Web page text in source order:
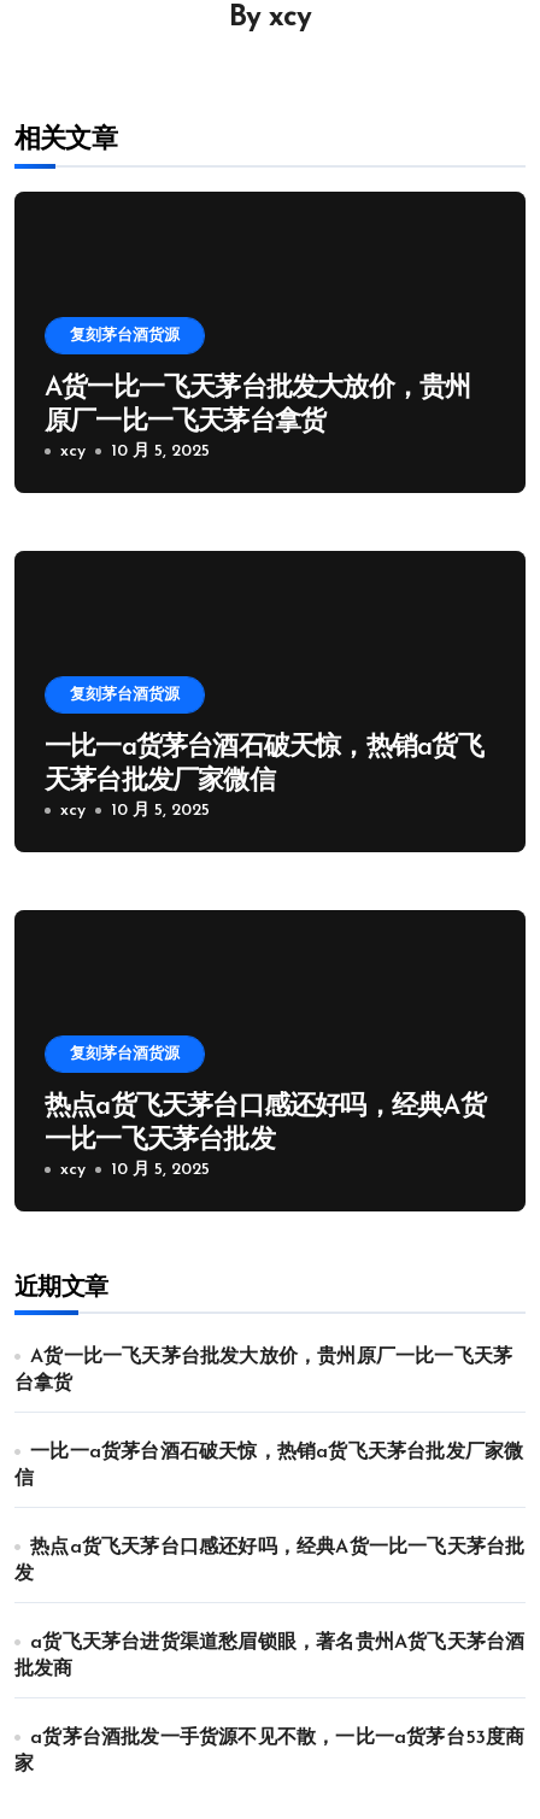
By xcy
相关文章
复刻茅台酒货源
A货一比一飞天茅台批发大放价，贵州
原厂一比一飞天茅台拿货
xcy 10 月 5, 2025
复刻茅台酒货源
一比一a货茅台酒石破天惊，热销a货飞
天茅台批发厂家微信
xcy 10 月 5, 2025
复刻茅台酒货源
热点a货飞天茅台口感还好吗，经典A货
一比一飞天茅台批发
xcy 10 月 5, 2025
近期文章
A货一比一飞天茅台批发大放价，贵州原厂一比一飞天茅
台拿货
一比一a货茅台酒石破天惊，热销a货飞天茅台批发厂家微
信
热点a货飞天茅台口感还好吗，经典A货一比一飞天茅台批
发
a货飞天茅台进货渠道愁眉锁眼，著名贵州A货飞天茅台酒
批发商
a货茅台酒批发一手货源不见不散，一比一a货茅台53度商
家